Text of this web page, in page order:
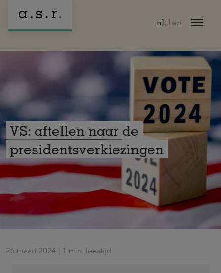
nl en
VS: aftellen naar de
presidentsverkiezingen
26 maart 2024 | 1 min. leestijd